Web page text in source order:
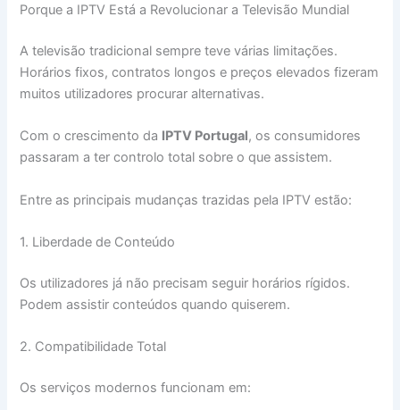
Porque a IPTV Está a Revolucionar a Televisão Mundial
A televisão tradicional sempre teve várias limitações.
Horários fixos, contratos longos e preços elevados fizeram
muitos utilizadores procurar alternativas.
Com o crescimento da IPTV Portugal, os consumidores
passaram a ter controlo total sobre o que assistem.
Entre as principais mudanças trazidas pela IPTV estão:
1. Liberdade de Conteúdo
Os utilizadores já não precisam seguir horários rígidos.
Podem assistir conteúdos quando quiserem.
2. Compatibilidade Total
Os serviços modernos funcionam em: